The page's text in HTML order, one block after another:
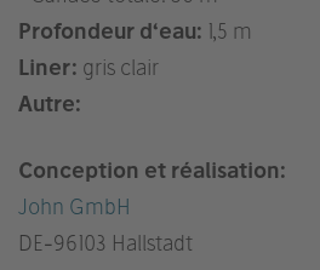
Profondeur d‘eau: 1,5 m
Liner: gris clair
Autre:
Conception et réalisation:
John GmbH
DE-96103 Hallstadt